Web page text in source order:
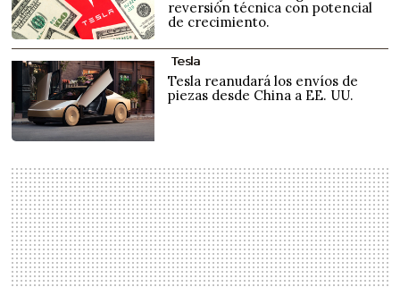
reversión técnica con potencial
de crecimiento.
Tesla
Tesla reanudará los envíos de
piezas desde China a EE. UU.